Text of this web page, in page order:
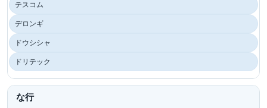
テスコム
デロンギ
ドウシシャ
ドリテック
な行